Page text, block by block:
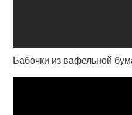
Бабочки из вафельной